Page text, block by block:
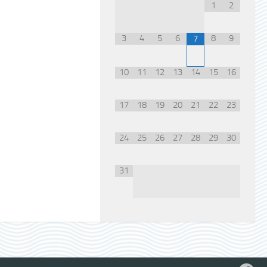
1 2
3 4 5 6 7 8 9
10 11 12 13 14 15 16
17 18 19 20 21 22 23
24 25 26 27 28 29 30
31